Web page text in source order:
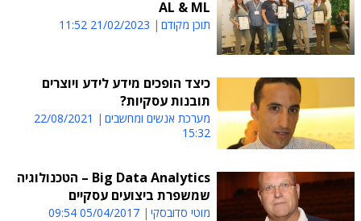
AL & ML
תוכן מקודם 21/02/2023 11:52
כיצד הופכים מידע לידע ויוצרים
תובנות עסקיות?
מערכת אנשים ומחשבים
22/08/2021
15:32
Big Data Analytics – הטכנולוגיה
שמשפרת ביצועים עסקיים
מוטי סדובסקי 05/04/2017 09:54